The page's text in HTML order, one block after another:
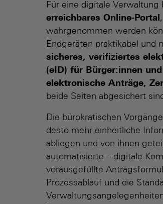
Für eine digitale Verwaltung
erreichbares Online-Portal
wahrgenommen werden
Endgeräten praktikabel und
sicheres, verifiziertes
(eID) für Bürger:innen
elektronische Anträge,
beide Seiten abgesichert
Die bürokratischen
desto mehr einheitliche
abliegen und von ihnen
automatisierte – digitale
vorausgefüllte
Prozess­ablauf und die